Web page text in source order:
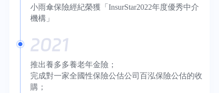
小雨傘保險經紀榮獲「InsurStar2022年度優秀中介
機構」
2021
推出養多多養老年金險；
完成對一家全國性保險公估公司百泓保險公估的收
購；